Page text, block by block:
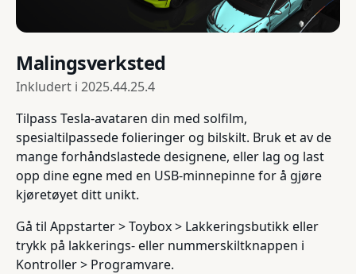
Malingsverksted
Inkludert i 2025.44.25.4
Tilpass Tesla-avataren din med solfilm,
spesialtilpassede folieringer og bilskilt. Bruk et av de
mange forhåndslastede designene, eller lag og last
opp dine egne med en USB-minnepinne for å gjøre
kjøretøyet ditt unikt.
Gå til Appstarter > Toybox > Lakkeringsbutikk eller
trykk på lakkerings- eller nummerskiltknappen i
Kontroller > Programvare.